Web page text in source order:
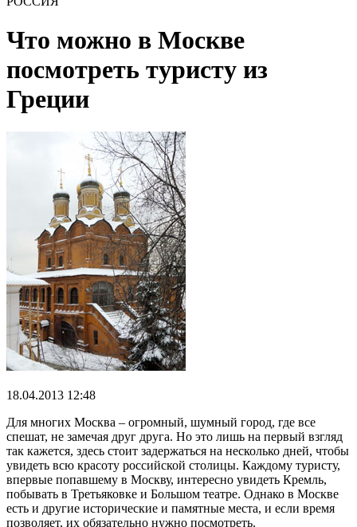
Что можно в Москве
посмотреть туристу из
Греции
18.04.2013 12:48
Для многих Москва – огромный, шумный город, где все
спешат, не замечая друг друга. Но это лишь на первый взгляд
так кажется, здесь стоит задержаться на несколько дней, чтобы
увидеть всю красоту российской столицы. Каждому туристу,
впервые попавшему в Москву, интересно увидеть Кремль,
побывать в Третьяковке и Большом театре. Однако в Москве
есть и другие исторические и памятные места, и если время
позволяет, их обязательно нужно посмотреть.